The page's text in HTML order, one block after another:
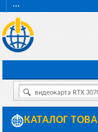
···
видеокарта RTX
КАТАЛОГ